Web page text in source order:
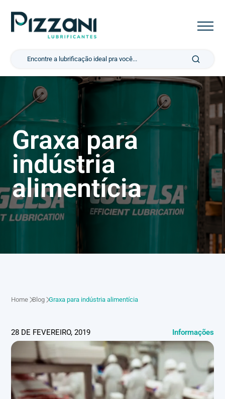
Graxa para
indústria
alimentícia
Home Blog Graxa para indústria alimentícia
28 DE FEVEREIRO, 2019 Informações